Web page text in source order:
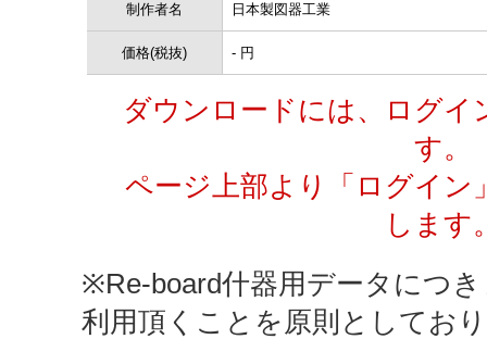
制作者名 日本製図器工業
価格(税抜) - 円
ダウンロードには、ログイ
す。
ページ上部より「ログイン
します
※Re-board什器用データにつ
利用頂くことを原則としてお